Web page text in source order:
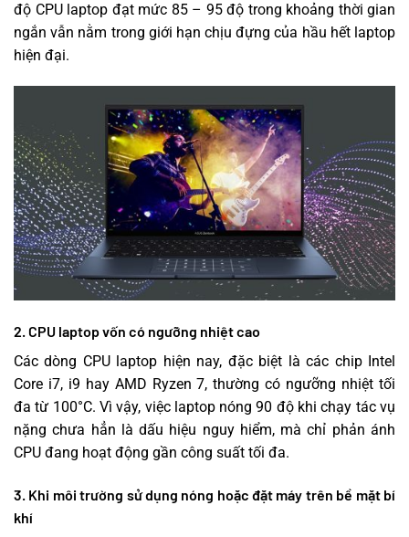
độ CPU laptop đạt mức 85 – 95 độ trong khoảng thời gian
ngắn vẫn nằm trong giới hạn chịu đựng của hầu hết laptop
hiện đại.
2. CPU laptop vốn có ngưỡng nhiệt cao
Các dòng CPU laptop hiện nay, đặc biệt là các chip Intel
Core i7, i9 hay AMD Ryzen 7, thường có ngưỡng nhiệt tối
đa từ 100°C. Vì vậy, việc laptop nóng 90 độ khi chạy tác vụ
nặng chưa hẳn là dấu hiệu nguy hiểm, mà chỉ phản ánh
CPU đang hoạt động gần công suất tối đa.
3. Khi môi trường sử dụng nóng hoặc đặt máy trên bề mặt bí
khí